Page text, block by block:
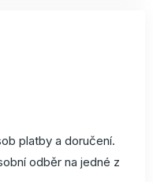
platby a doručení.
odběr na jedné z